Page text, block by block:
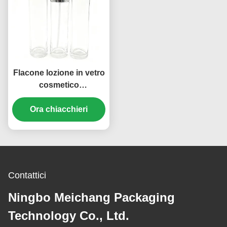
Flacone lozione in vetro
cosmetico
personalizzato con
marchio, a prova di
bambino, 100 ml 120 ml
Ora chiacchieri
Contattici
Ningbo Meichang Packaging
Technology Co., Ltd.